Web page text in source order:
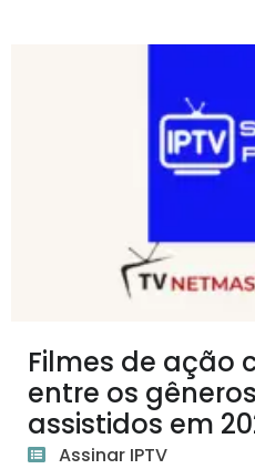
Filmes de ação
entre os
assistidos em
Assinar IPTV